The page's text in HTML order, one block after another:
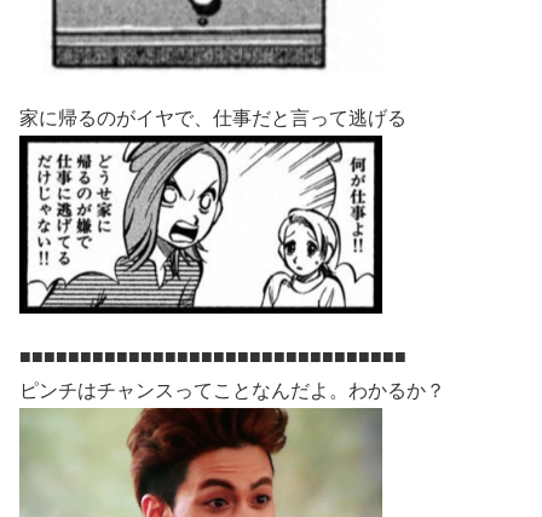
家に帰るのがイヤで、仕事だと言って逃げる
■■■■■■■■■■■■■■■■■■■■■■■■■■■■■■■■
ピンチはチャンスってことなんだよ。わかるか？